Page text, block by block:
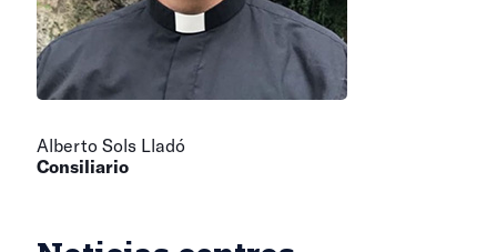
Alberto Sols Lladó
Consiliario